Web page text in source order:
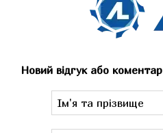
Новий відгук або коментар